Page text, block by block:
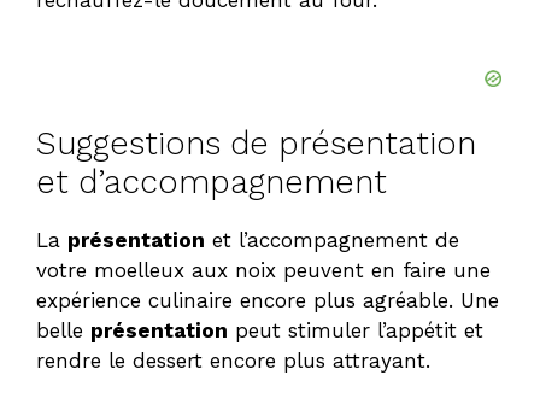
Suggestions de présentation
et d’accompagnement
La présentation et l’accompagnement de
votre moelleux aux noix peuvent en faire une
expérience culinaire encore plus agréable. Une
belle présentation peut stimuler l’appétit et
rendre le dessert encore plus attrayant.